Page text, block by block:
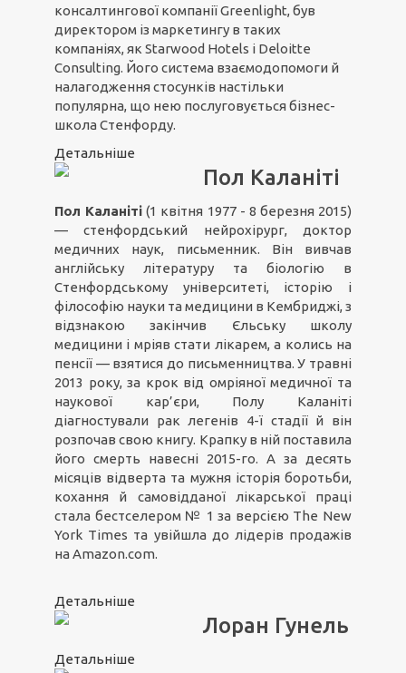
консалтингової компанії Greenlight, був
директором із маркетингу в таких
компаніях, як Starwood Hotels і Deloitte
Consulting. Його система взаємодопомоги й
налагодження стосунків настільки
популярна, що нею послуговується бізнес-
школа Стенфорду.
Детальніше
Пол Каланіті
Пол Каланіті (1 квітня 1977 - 8 березня 2015)
— стенфордський нейрохірург, доктор
медичних наук, письменник. Він вивчав
англійську літературу та біологію в
Стенфордському університеті, історію і
філософію науки та медицини в Кембриджі, з
відзнакою закінчив Єльську школу
медицини і мріяв стати лікарем, а колись на
пенсії — взятися до письменництва. У травні
2013 року, за крок від омріяної медичної та
наукової кар’єри, Полу Каланіті
діагностували рак легенів 4-ї стадії й він
розпочав свою книгу. Крапку в ній поставила
його смерть навесні 2015-го. А за десять
місяців відверта та мужня історія боротьби,
кохання й самовідданої лікарської праці
стала бестселером № 1 за версією The New
York Times та увійшла до лідерів продажів
на Amazon.com.
Детальніше
Лоран Гунель
Детальніше